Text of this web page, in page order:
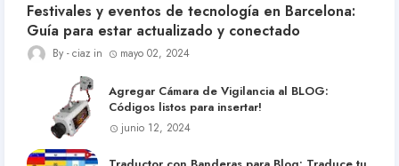
Festivales y eventos de tecnología en Barcelona:
Guía para estar actualizado y conectado
ciaz mayo 02, 2024
Agregar Cámara de Vigilancia al BLOG:
Códigos listos para insertar!
junio 12, 2024